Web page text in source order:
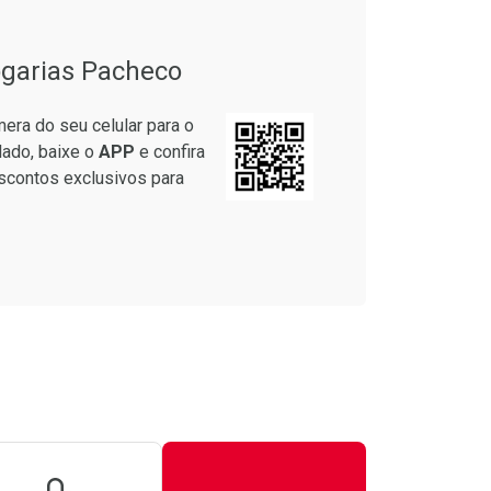
Pacheco
do seu celular para o
baixe o APP e confira
exclusivos para